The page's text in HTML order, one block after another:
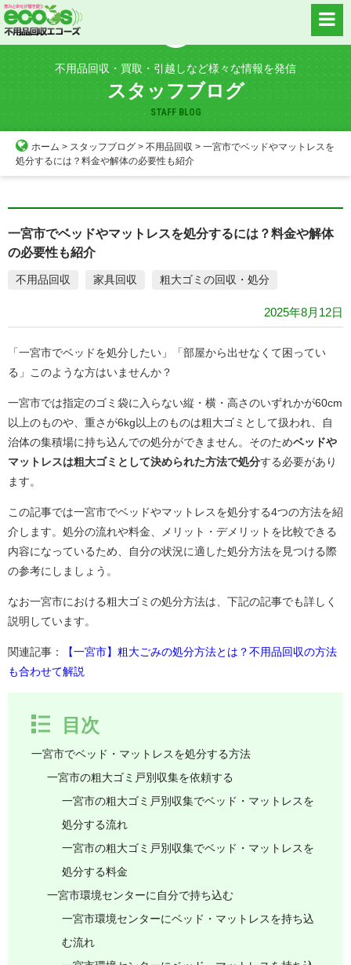
Skip
to
不用品回収・買取・引越しなど様々な情報を発信
スタッフブログ
STAFF BLOG
ホーム > スタッフブログ > 不用品回収 > 一宮市でベッドやマットレスを
処分するには？料金や解体の必要性も紹介
一宮市でベッドやマットレスを処分するには？料金や解体
の必要性も紹介
不用品回収 家具回収 粗大ゴミの回収・処分
2025年8月12日
「一宮市でベッドを処分したい」「部屋から出せなくて困ってい
る」このような方はいませんか？
一宮市では指定のゴミ袋に入らない縦・横・高さのいずれかが60cm
以上のものや、重さが6kg以上のものは粗大ゴミとして扱われ、自
治体の集積場に持ち込んでの処分ができません。そのためベッドや
マットレスは粗大ゴミとして決められた方法で処分する必要があり
ます。
この記事では一宮市でベッドやマットレスを処分する4つの方法を紹
介します。処分の流れや料金、メリット・デメリットを比較できる
内容になっているため、自分の状況に適した処分方法を見つける際
の参考にしましょう。
なお一宮市における粗大ゴミの処分方法は、下記の記事でも詳しく
説明しています。
関連記事：
【一宮市】粗大ごみの処分方法とは？不用品回収の方法
も合わせて解説
目次
一宮市でベッド・マットレスを処分する方法
一宮市の粗大ゴミ戸別収集を依頼する
一宮市の粗大ゴミ戸別収集でベッド・マットレスを
処分する流れ
一宮市の粗大ゴミ戸別収集でベッド・マットレスを
処分する料金
一宮市環境センターに自分で持ち込む
一宮市環境センターにベッド・マットレスを持ち込
む流れ